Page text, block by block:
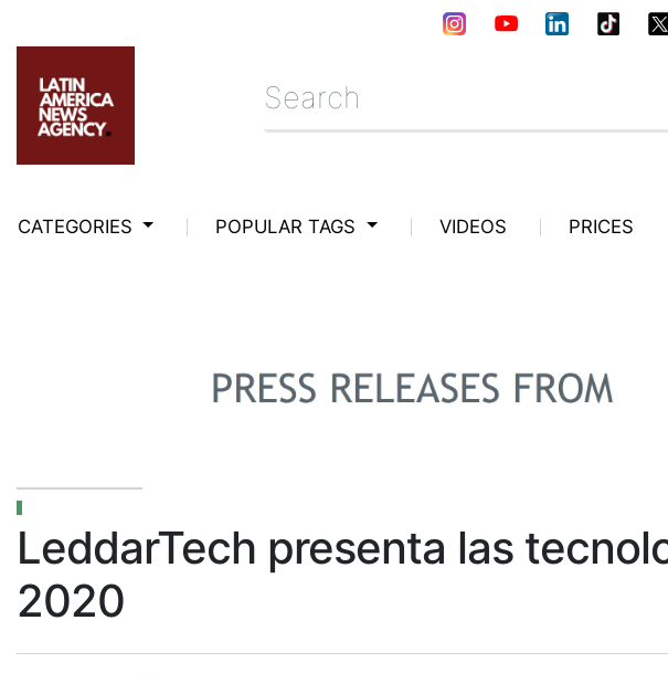
CATEGORIES POPULAR TAGS VIDEOS PRICES
LeddarTech presenta las
2020